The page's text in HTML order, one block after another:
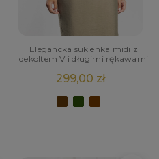
Elegancka sukienka midi z
dekoltem V i długimi rękawami
299,00 zł